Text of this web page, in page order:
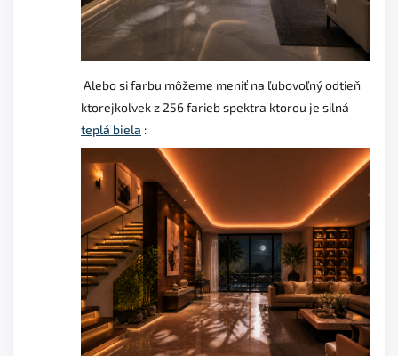
Alebo si farbu môžeme meniť na ľubovoľný odtieň
ktorejkoľvek z 256 farieb spektra ktorou je silná
teplá biela :